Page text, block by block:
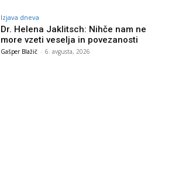
Izjava dneva
Dr. Helena Jaklitsch: Nihče nam ne
more vzeti veselja in povezanosti
Gašper Blažič - 6. avgusta, 2026